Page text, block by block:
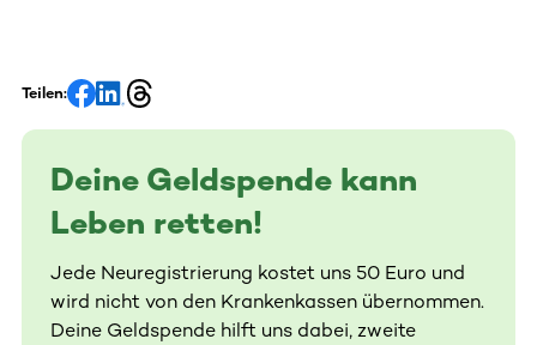
Teilen:
Deine Geldspende kann
Leben retten!
Jede Neuregistrierung kostet uns 50 Euro und
wird nicht von den Krankenkassen übernommen.
Deine Geldspende hilft uns dabei, zweite